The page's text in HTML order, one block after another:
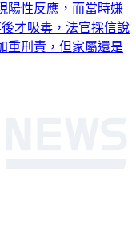
陽性反應，而當時嫌
才吸毒，法官採信說
重刑責，但家屬還是